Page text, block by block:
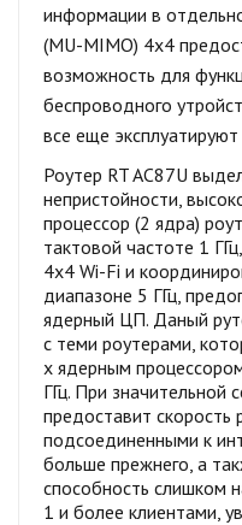
информации в
(MU-MIMO) 4x4
возможность для
беспроводного
все еще
Роутер RT AC87U
непристойности,
процессор (2 ядра)
тактовой частоте 1
4x4 Wi-Fi и
диапазоне 5 ГГц,
ядерный ЦП. Даный
с теми роутерами,
х ядерным
ГГц. При значительной
предоставит скорость
подсоединенными к
больше прежнего, а
способность слишком
1 и более клиентами,